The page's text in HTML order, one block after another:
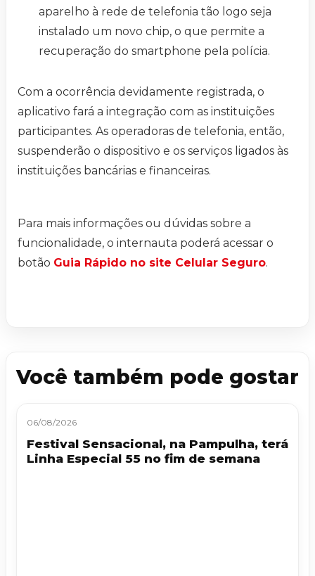
aparelho à rede de telefonia tão logo seja
instalado um novo chip, o que permite a
recuperação do smartphone pela polícia.
Com a ocorrência devidamente registrada, o
aplicativo fará a integração com as instituições
participantes. As operadoras de telefonia, então,
suspenderão o dispositivo e os serviços ligados às
instituições bancárias e financeiras.
Para mais informações ou dúvidas sobre a
funcionalidade, o internauta poderá acessar o
botão Guia Rápido no site Celular Seguro.
Você também pode gostar
06/08/2026
Festival Sensacional, na Pampulha, terá
Linha Especial 55 no fim de semana